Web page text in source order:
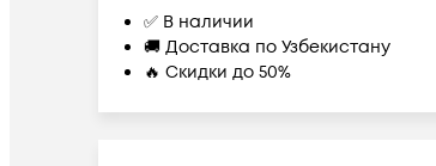
✅ В наличии
🚚 Доставка по Узбекистану
🔥 Скидки до 50%